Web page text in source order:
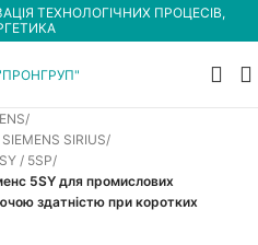
ТЕХНОЛОГІЧНИХ ПРОЦЕСІВ,
SIRIUS
/ 5SP
5SY для промислових
здатністю при коротких